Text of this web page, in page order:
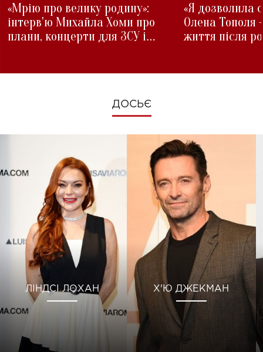
«Мрію про велику родину»:
інтерв'ю Михайла Хоми про
плани, концерти для ЗСУ і
«Я дозволила
Олена Тополя
життя після
ДОСЬЄ
ЛІНДСІ ЛОХАН Х'Ю ДЖЕКМАН